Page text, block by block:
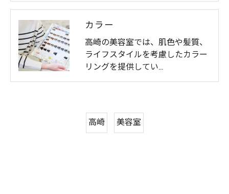
カラー
高崎の美容室では、肌色や髪質、
ライフスタイルを考慮したカラー
リングを提供してい…
高崎 美容室